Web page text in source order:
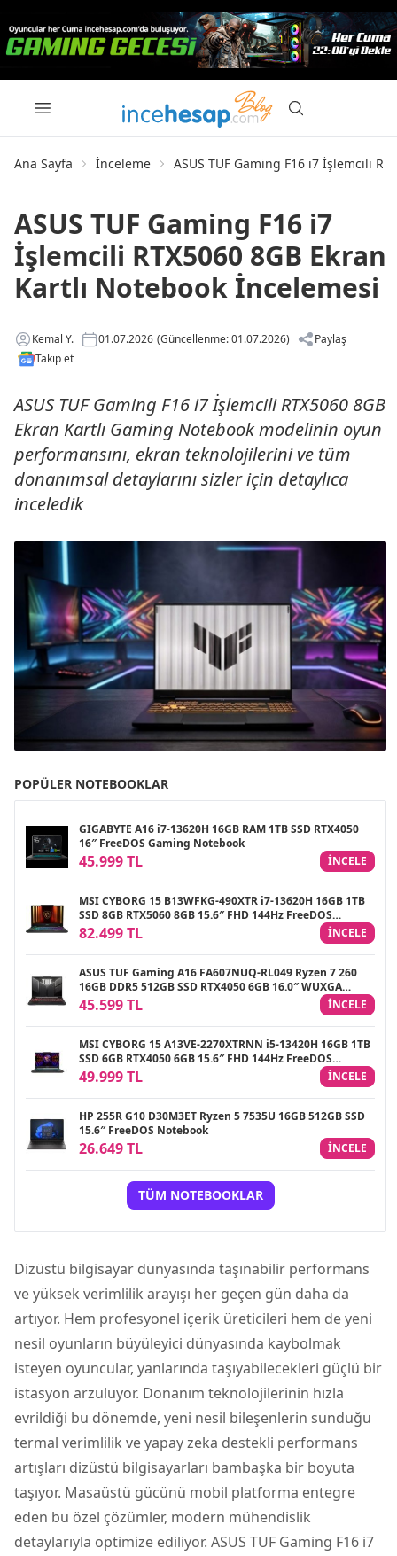
Ana Sayfa İnceleme ASUS TUF Gaming F16 i7 İşlemcili
ASUS TUF Gaming F16 i7
İşlemcili RTX5060 8GB Ekran
Kartlı Notebook İncelemesi
Kemal Y. 01.07.2026 (Güncellenme: 01.07.2026)
Paylaş
Takip et
ASUS TUF Gaming F16 i7 İşlemcili RTX5060 8GB
Ekran Kartlı Gaming Notebook modelinin oyun
performansını, ekran teknolojilerini ve tüm
donanımsal detaylarını sizler için detaylıca
inceledik
POPÜLER NOTEBOOKLAR
GIGABYTE A16 i7-13620H 16GB RAM 1TB SSD RTX4050
16″ FreeDOS Gaming Notebook
45.999 TL INCELE
MSI CYBORG 15 B13WFKG-490XTR i7-13620H 16GB 1TB
SSD 8GB RTX5060 8GB 15.6″ FHD 144Hz FreeDOS
Gaming Notebook
82.499 TL INCELE
ASUS TUF Gaming A16 FA607NUQ-RL049 Ryzen 7 260
16GB DDR5 512GB SSD RTX4050 6GB 16.0″ WUXGA
144Hz IPS FreeDOS Gaming Laptop
45.599 TL INCELE
MSI CYBORG 15 A13VE-2270XTRNN i5-13420H 16GB 1TB
SSD 6GB RTX4050 6GB 15.6″ FHD 144Hz FreeDOS
Gaming Notebook
49.999 TL INCELE
HP 255R G10 D30M3ET Ryzen 5 7535U 16GB 512GB SSD
15.6″ FreeDOS Notebook
26.649 TL INCELE
TÜM NOTEBOOKLAR
Dizüstü bilgisayar dünyasında taşınabilir performans
ve yüksek verimlilik arayışı her geçen gün daha da
artıyor. Hem profesyonel içerik üreticileri hem de yeni
nesil oyunların büyüleyici dünyasında kaybolmak
isteyen oyuncular, yanlarında taşıyabilecekleri güçlü bir
istasyon arzuluyor. Donanım teknolojilerinin hızla
evrildiği bu dönemde, yeni nesil bileşenlerin sunduğu
termal verimlilik ve yapay zeka destekli performans
artışları dizüstü bilgisayarları bambaşka bir boyuta
taşıyor. Masaüstü gücünü mobil platforma entegre
eden bu özel çözümler, modern mühendislik
detaylarıyla optimize ediliyor. ASUS TUF Gaming F16 i7